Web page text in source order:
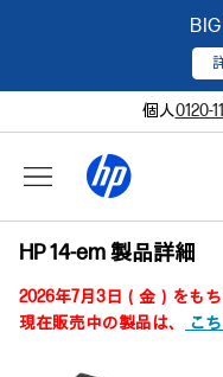
個人0120-
HP 14-em 製品詳細
2026年7月3日（金）をも
現在販売中の製品は、
こ